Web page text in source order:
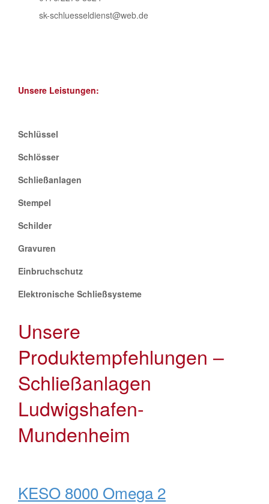
sk-schluesseldienst@web.de
Unsere Leistungen:
Schlüssel
Schlösser
Schließanlagen
Stempel
Schilder
Gravuren
Einbruchschutz
Elektronische Schließsysteme
Unsere
Produktempfehlungen –
Schließanlagen
Ludwigshafen-
Mundenheim
KESO 8000 Omega 2